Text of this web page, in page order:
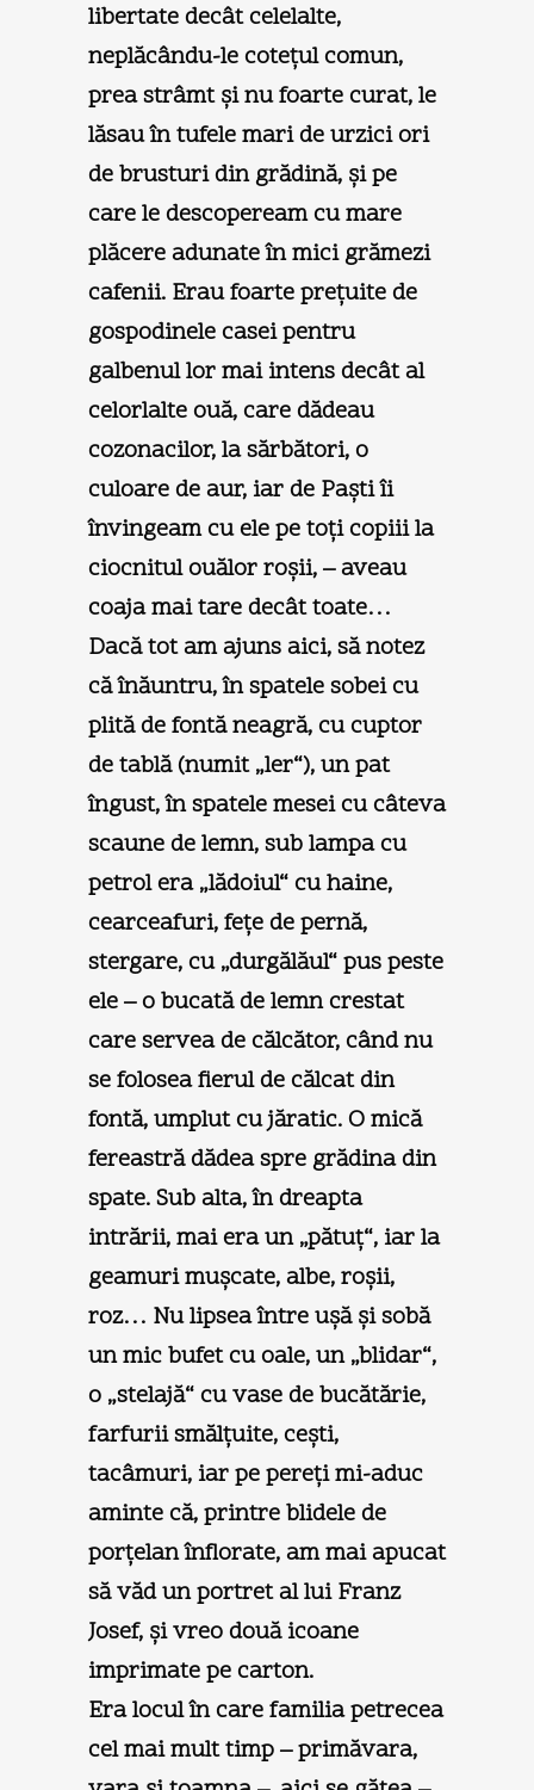
libertate decât celelalte,
neplăcându-le coteţul comun,
prea strâmt şi nu foarte curat, le
lăsau în tufele mari de urzici ori
de brusturi din grădină, şi pe
care le descopeream cu mare
plăcere adunate în mici grămezi
cafenii. Erau foarte preţuite de
gospodinele casei pentru
galbenul lor mai intens decât al
celorlalte ouă, care dădeau
cozonacilor, la sărbători, o
culoare de aur, iar de Paşti îi
învingeam cu ele pe toţi copiii la
ciocnitul ouălor roşii, – aveau
coaja mai tare decât toate…
Dacă tot am ajuns aici, să notez
că înăuntru, în spatele sobei cu
plită de fontă neagră, cu cuptor
de tablă (numit „ler“), un pat
îngust, în spatele mesei cu câteva
scaune de lemn, sub lampa cu
petrol era „lădoiul“ cu haine,
cearceafuri, feţe de pernă,
stergare, cu „durgălăul“ pus peste
ele – o bucată de lemn crestat
care servea de călcător, când nu
se folosea fierul de călcat din
fontă, umplut cu jăratic. O mică
fereastră dădea spre grădina din
spate. Sub alta, în dreapta
intrării, mai era un „pătuţ“, iar la
geamuri muşcate, albe, roşii,
roz… Nu lipsea între uşă şi sobă
un mic bufet cu oale, un „blidar“,
o „stelajă“ cu vase de bucătărie,
farfurii smălţuite, ceşti,
tacâmuri, iar pe pereţi mi-aduc
aminte că, printre blidele de
porţelan înflorate, am mai apucat
să văd un portret al lui Franz
Josef, şi vreo două icoane
imprimate pe carton.
Era locul în care familia petrecea
cel mai mult timp – primăvara,